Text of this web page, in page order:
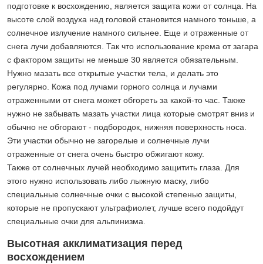
подготовке к восхождению, является защита кожи от солнца. На
высоте слой воздуха над головой становится намного тоньше, а
солнечное излучение намного сильнее. Еще и отраженные от
снега лучи добавляются. Так что использование крема от загара
с фактором защиты не меньше 30 является обязательным.
Нужно мазать все открытые участки тела, и делать это
регулярно. Кожа под лучами горного солнца и лучами
отраженными от снега может обгореть за какой-то час. Также
нужно не забывать мазать участки лица которые смотрят вниз и
обычно не обгорают - подбородок, нижняя поверхность носа.
Эти участки обычно не загорелые и солнечные лучи
отраженные от снега очень быстро обжигают кожу.
Также от солнечных лучей необходимо защитить глаза. Для
этого нужно использовать либо лыжную маску, либо
специальные солнечные очки с высокой степенью защиты,
которые не пропускают ультрафиолет, лучше всего подойдут
специальные очки для альпинизма.
Высотная акклиматизация перед
восхождением